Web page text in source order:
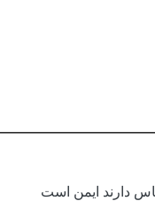
دارند ایمن است